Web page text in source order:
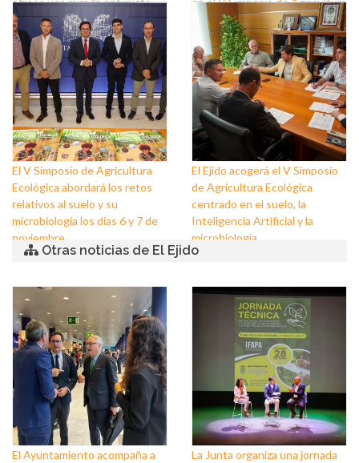
hacia un futuro que se dibuja
más tecnológico, sostenible y
eficiente
Ecológica
El V Simposio de Agricultura
Ecológica abordará los retos
relativos al suelo y su
microbiología los días 6 y 7 de
noviembre
El Ejido acogerá el V Simposio
de Agricultura Ecológica
centrado en el suelo, la
Inteligencia Artificial y la
microbiología
Otras noticias de El Ejido
El Ayuntamiento acompaña a
La Junta organiza una jornada